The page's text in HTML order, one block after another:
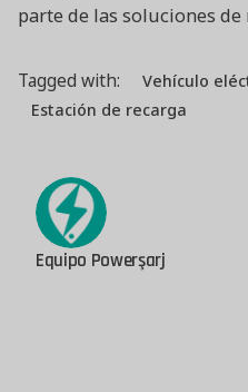
parte de las soluciones
Tagged with: Vehículo
Estación de recarga
Equipo Powerşarj